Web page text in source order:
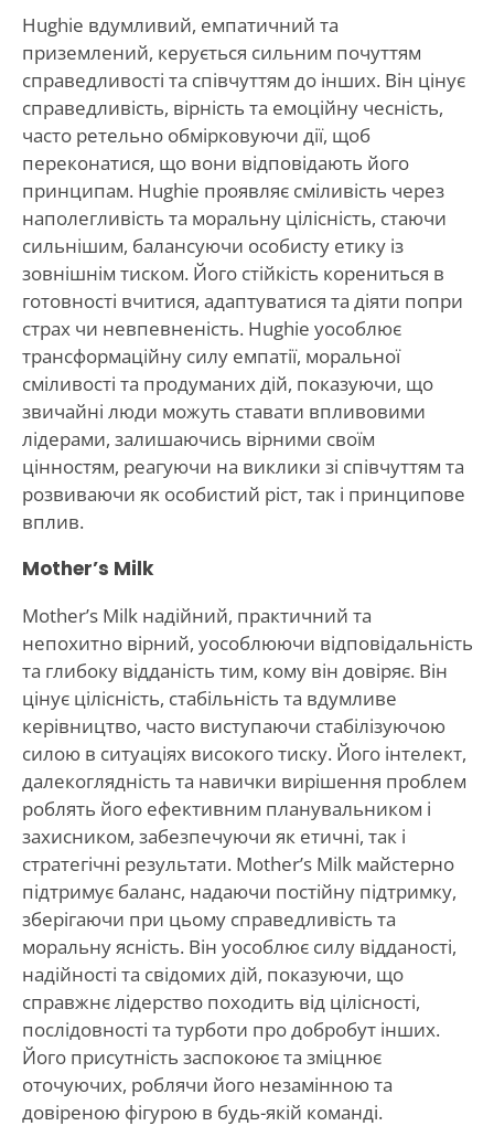
Hughie вдумливий, емпатичний та
приземлений, керується сильним почуттям
справедливості та співчуттям до інших. Він цінує
справедливість, вірність та емоційну чесність,
часто ретельно обмірковуючи дії, щоб
переконатися, що вони відповідають його
принципам. Hughie проявляє сміливість через
наполегливість та моральну цілісність, стаючи
сильнішим, балансуючи особисту етику із
зовнішнім тиском. Його стійкість корениться в
готовності вчитися, адаптуватися та діяти попри
страх чи невпевненість. Hughie уособлює
трансформаційну силу емпатії, моральної
сміливості та продуманих дій, показуючи, що
звичайні люди можуть ставати впливовими
лідерами, залишаючись вірними своїм
цінностям, реагуючи на виклики зі співчуттям та
розвиваючи як особистий ріст, так і принципове
вплив.
Mother’s Milk
Mother’s Milk надійний, практичний та
непохитно вірний, уособлюючи відповідальність
та глибоку відданість тим, кому він довіряє. Він
цінує цілісність, стабільність та вдумливе
керівництво, часто виступаючи стабілізуючою
силою в ситуаціях високого тиску. Його інтелект,
далекоглядність та навички вирішення проблем
роблять його ефективним планувальником і
захисником, забезпечуючи як етичні, так і
стратегічні результати. Mother’s Milk майстерно
підтримує баланс, надаючи постійну підтримку,
зберігаючи при цьому справедливість та
моральну ясність. Він уособлює силу відданості,
надійності та свідомих дій, показуючи, що
справжнє лідерство походить від цілісності,
послідовності та турботи про добробут інших.
Його присутність заспокоює та зміцнює
оточуючих, роблячи його незамінною та
довіреною фігурою в будь-якій команді.